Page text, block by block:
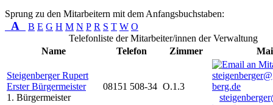
Sprung zu den Mitarbeitern mit dem Anfangsbuchstaben:
A B E G H M N P R S T W O
Telefonliste der Mitarbeiter/innen der Verwaltung
Name
Telefon Zimmer
Steigenberger Rupert
Erster Bürgermeister
1. Bürgermeister
08151 508-34 O.1.3